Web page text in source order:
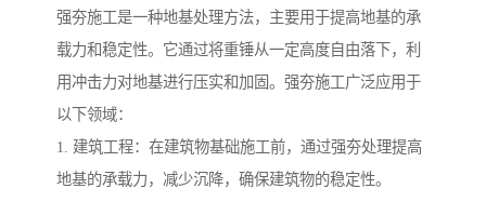
强夯施工是一种地基处理方法，主要用于提高地基的承
载力和稳定性。它通过将重锤从一定高度自由落下，利
用冲击力对地基进行压实和加固。强夯施工广泛应用于
以下领域：
1. 建筑工程：在建筑物基础施工前，通过强夯处理提高
地基的承载力，减少沉降，确保建筑物的稳定性。